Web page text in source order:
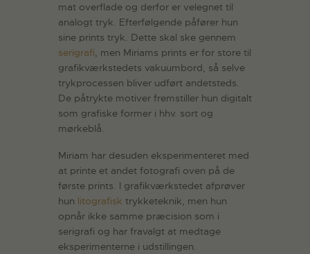
mat overflade og derfor er velegnet til
analogt tryk. Efterfølgende påfører hun
sine prints tryk. Dette skal ske gennem
serigrafi, men Miriams prints er for store til
grafikværkstedets vakuumbord, så selve
trykprocessen bliver udført andetsteds.
De påtrykte motiver fremstiller hun digitalt
som grafiske former i hhv. sort og
mørkeblå.
Miriam har desuden eksperimenteret med
at printe et andet fotografi oven på de
første prints. I grafikværkstedet afprøver
hun litografisk trykketeknik, men hun
opnår ikke samme præcision som i
serigrafi og har fravalgt at medtage
eksperimenterne i udstillingen.